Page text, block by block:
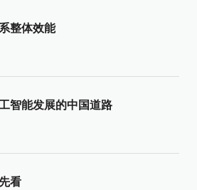
整体效能
智能发展的中国道路
看